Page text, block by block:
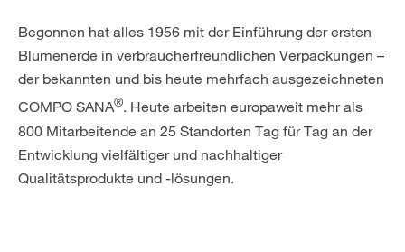
Begonnen hat alles 1956 mit der Einführung der ersten
Blumenerde in verbraucherfreundlichen Verpackungen –
der bekannten und bis heute mehrfach ausgezeichneten
COMPO SANA®. Heute arbeiten europaweit mehr als
800 Mitarbeitende an 25 Standorten Tag für Tag an der
Entwicklung vielfältiger und nachhaltiger
Qualitätsprodukte und -lösungen.